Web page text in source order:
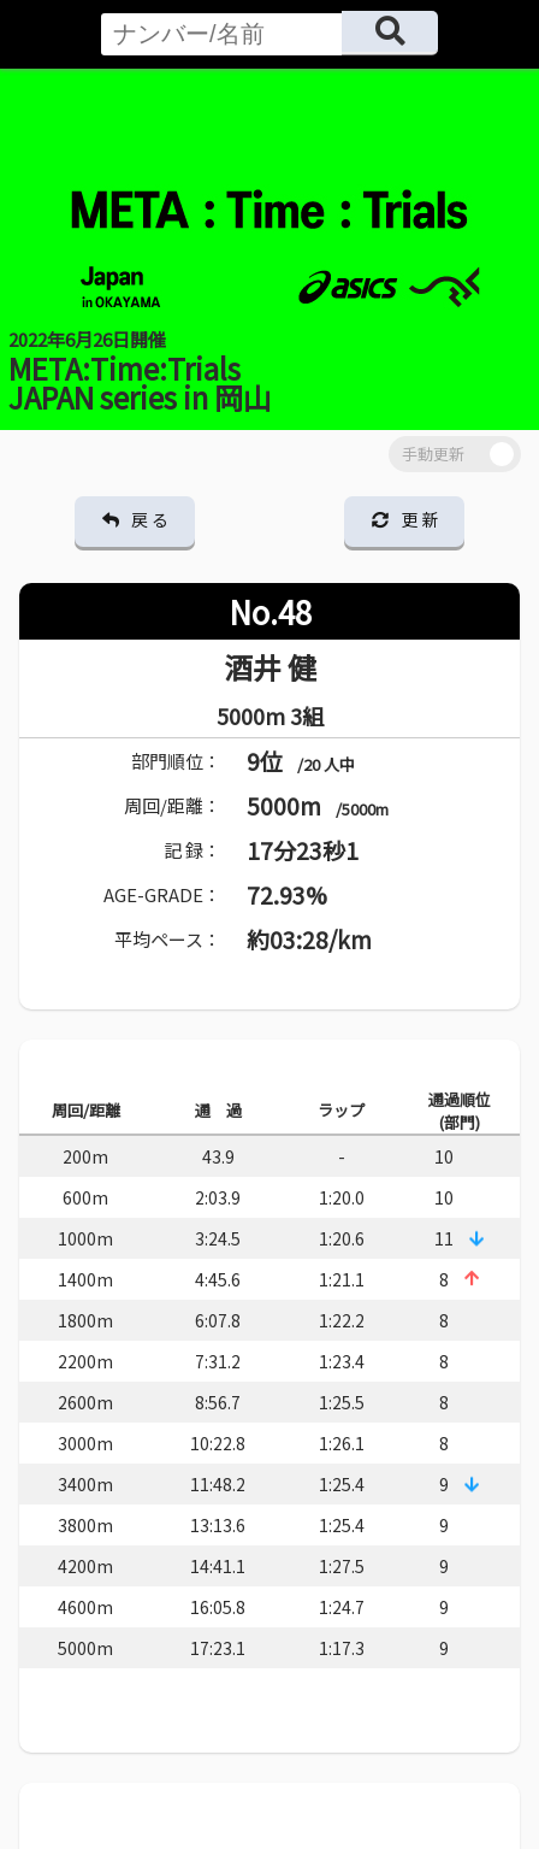
2022年6月26日開催
META:Time:Trials
JAPAN series in 岡山
戻 る 更 新
No.48
酒井 健
5000m 3組
部門順位： 9位 /20 人中
周回/距離： 5000m /5000m
記 録： 17分23秒1
AGE-GRADE： 72.93%
平均ペース： 約03:28/km
周回/距離 通 過 ラップ
通過順位
(部門)
200m 43.9 -
10
600m
2:03.9 1:20.0
10
1000m
3:24.5 1:20.6
11
1400m
4:45.6 1:21.1
8
1800m
6:07.8 1:22.2
8
2200m
7:31.2 1:23.4
8
2600m
8:56.7 1:25.5
8
3000m
10:22.8 1:26.1
8
3400m
11:48.2 1:25.4
9
3800m
13:13.6 1:25.4
9
4200m
14:41.1 1:27.5
9
4600m
16:05.8 1:24.7
9
5000m
17:23.1 1:17.3 9